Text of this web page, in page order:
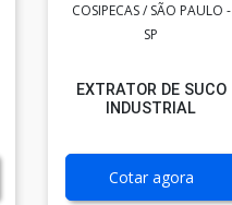
COSIPECAS / SÃO PAULO -
SP
EXTRATOR DE SUCO
INDUSTRIAL
Cotar agora